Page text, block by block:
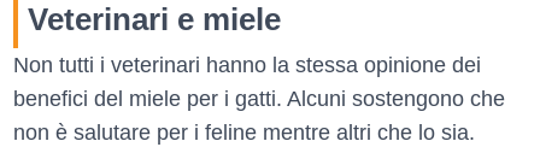
Veterinari e miele
Non tutti i veterinari hanno la stessa opinione dei
benefici del miele per i gatti. Alcuni sostengono che
non è salutare per i feline mentre altri che lo sia.